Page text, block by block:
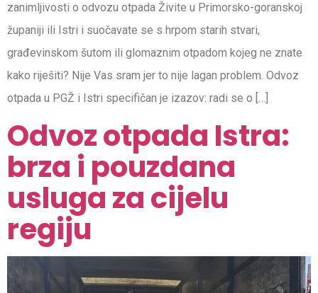
zanimljivosti o odvozu otpada Živite u Primorsko-goranskoj
županiji ili Istri i suočavate se s hrpom starih stvari,
građevinskom šutom ili glomaznim otpadom kojeg ne znate
kako riješiti? Nije Vas sram jer to nije lagan problem. Odvoz
otpada u PGŽ i Istri specifičan je izazov: radi se o […]
Odvoz otpada Istra:
brza i pouzdana
usluga za cijelu
regiju